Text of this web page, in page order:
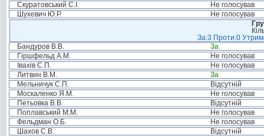
Скуратовський С.І.
Не голосував
Шухевич Ю.Р.
Не голосував
За:3 Проти:0
Бандуров В.В.
За
Гіршфельд А.М.
Не голосував
Івахів С.П.
Не голосував
Литвин В.М.
За
Мельничук С.П.
Відсутній
Москаленко Я.М.
Не голосував
Петьовка В.В.
Відсутній
Поплавський М.М.
Не голосував
Фельдман О.Б.
Не голосував
Шахов С.В.
Відсутній